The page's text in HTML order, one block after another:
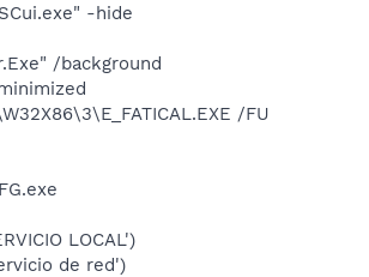
-hide
/background
/FU
LOCAL')
de red')